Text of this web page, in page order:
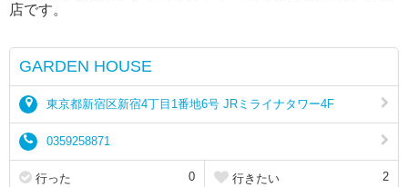
店です。
GARDEN HOUSE
東京都新宿区新宿4丁目1番地6号 JRミライナタワー4F
0359258871
行った 0 行きたい 2